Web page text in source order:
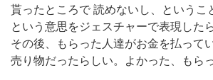
貰ったところで 読めないし、というこ
という意思をジェスチャーで表現した
その後、もらった人達がお金を払って
売り物だったらしい。よかった、もら